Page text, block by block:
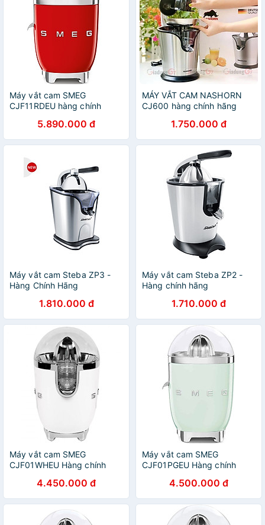
Máy vắt cam SMEG
CJF11RDEU hàng chính
5.890.000 đ
MÁY VẮT CAM NASHORN
CJ600 hàng chính hãng
1.750.000 đ
Máy vắt cam Steba ZP3 -
Hàng Chính Hãng
1.810.000 đ
Máy vắt cam Steba ZP2 -
Hàng chính hãng
1.710.000 đ
Máy vắt cam SMEG
CJF01WHEU Hàng chính
4.450.000 đ
Máy vắt cam SMEG
CJF01PGEU Hàng chính
4.500.000 đ